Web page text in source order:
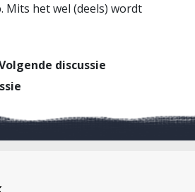
Mits het wel (deels) wordt
discussie